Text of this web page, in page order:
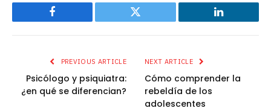
Facebook Twitter LinkedIn
PREVIOUS ARTICLE
Psicólogo y psiquiatra:
¿en qué se diferencian?
NEXT ARTICLE
Cómo comprender la
rebeldía de los
adolescentes